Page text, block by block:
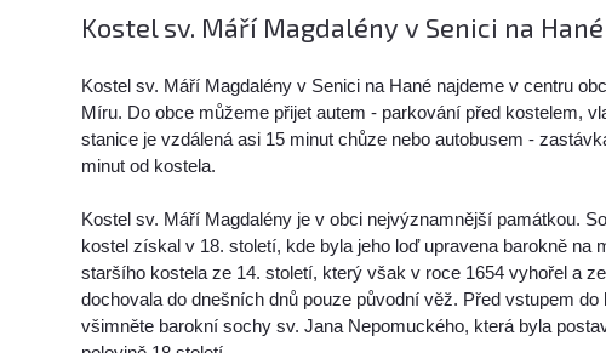
Kostel sv. Máří Magdalény v Senici na
Kostel sv. Máří Magdalény v Senici na Hané najdeme v centru
Míru. Do obce můžeme přijet autem - parkování před kostelem,
stanice je vzdálená asi 15 minut chůze nebo autobusem -
minut od kostela.
Kostel sv. Máří Magdalény je v obci nejvýznamnější památkou.
kostel získal v 18. století, kde byla jeho loď upravena barokně na
staršího kostela ze 14. století, který však v roce 1654 vyhořel a
dochovala do dnešních dnů pouze původní věž. Před vstupem do
všimněte barokní sochy sv. Jana Nepomuckého, která byla